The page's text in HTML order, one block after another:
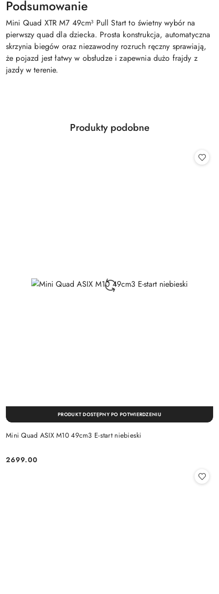
Podsumowanie
Mini Quad XTR M7 49cm³ Pull Start to świetny wybór na
pierwszy quad dla dziecka. Prosta konstrukcja, automatyczna
skrzynia biegów oraz niezawodny rozruch ręczny sprawiają,
że pojazd jest łatwy w obsłudze i zapewnia dużo frajdy z
jazdy w terenie.
Pomiń karuzelę produktów
Produkty
Produkty podobne
Mini Quad ASIX M10 49cm3 E-start niebieski
Cena:
2699.00
PRODUKT DOSTĘPNY PO POTWIERDZENIU